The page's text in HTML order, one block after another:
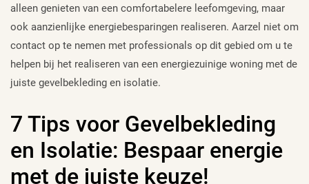
alleen genieten van een comfortabelere leefomgeving, maar
ook aanzienlijke energiebesparingen realiseren. Aarzel niet om
contact op te nemen met professionals op dit gebied om u te
helpen bij het realiseren van een energiezuinige woning met de
juiste gevelbekleding en isolatie.
7 Tips voor Gevelbekleding
en Isolatie: Bespaar energie
met de juiste keuze!